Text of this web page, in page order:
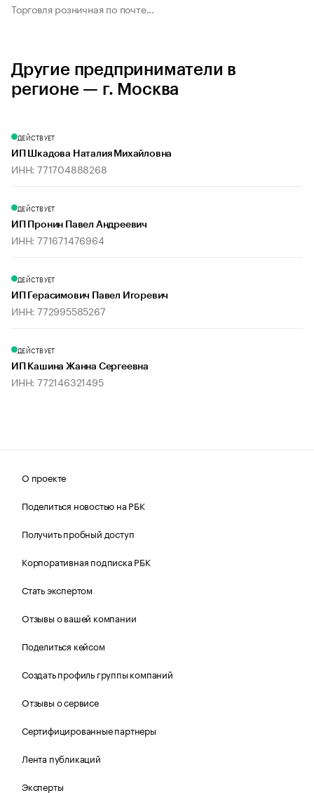
Торговля розничная по почте...
Другие предприниматели в
регионе — г. Москва
ДЕЙСТВУЕТ
ИП Шкадова Наталия Михайловна
ИНН: 771704888268
ДЕЙСТВУЕТ
ИП Пронин Павел Андреевич
ИНН: 771671476964
ДЕЙСТВУЕТ
ИП Герасимович Павел Игоревич
ИНН: 772995585267
ДЕЙСТВУЕТ
ИП Кашина Жанна Сергеевна
ИНН: 772146321495
О проекте
Поделиться новостью на РБК
Получить пробный доступ
Корпоративная подписка РБК
Стать экспертом
Отзывы о вашей компании
Поделиться кейсом
Создать профиль группы компаний
Отзывы о сервисе
Сертифицированные партнеры
Лента публикаций
Эксперты